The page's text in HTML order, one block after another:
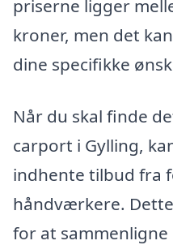
priserne ligger
kroner, men det
dine specifikke
Når du skal finde
carport i Gylling,
indhente tilbud fra
håndværkere.
for at